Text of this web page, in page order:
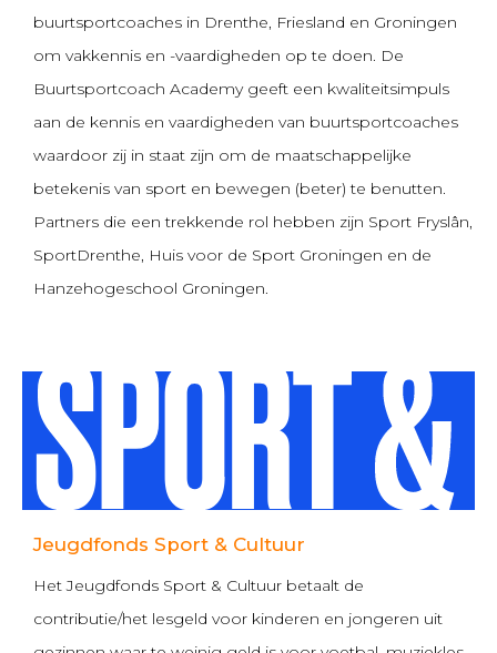
buurtsportcoaches in Drenthe, Friesland en Groningen
om vakkennis en -vaardigheden op te doen. De
Buurtsportcoach Academy geeft een kwaliteitsimpuls
aan de kennis en vaardigheden van buurtsportcoaches
waardoor zij in staat zijn om de maatschappelijke
betekenis van sport en bewegen (beter) te benutten.
Partners die een trekkende rol hebben zijn Sport Fryslân,
SportDrenthe, Huis voor de Sport Groningen en de
Hanzehogeschool Groningen.
Jeugdfonds Sport & Cultuur
Het Jeugdfonds Sport & Cultuur betaalt de
contributie/het lesgeld voor kinderen en jongeren uit